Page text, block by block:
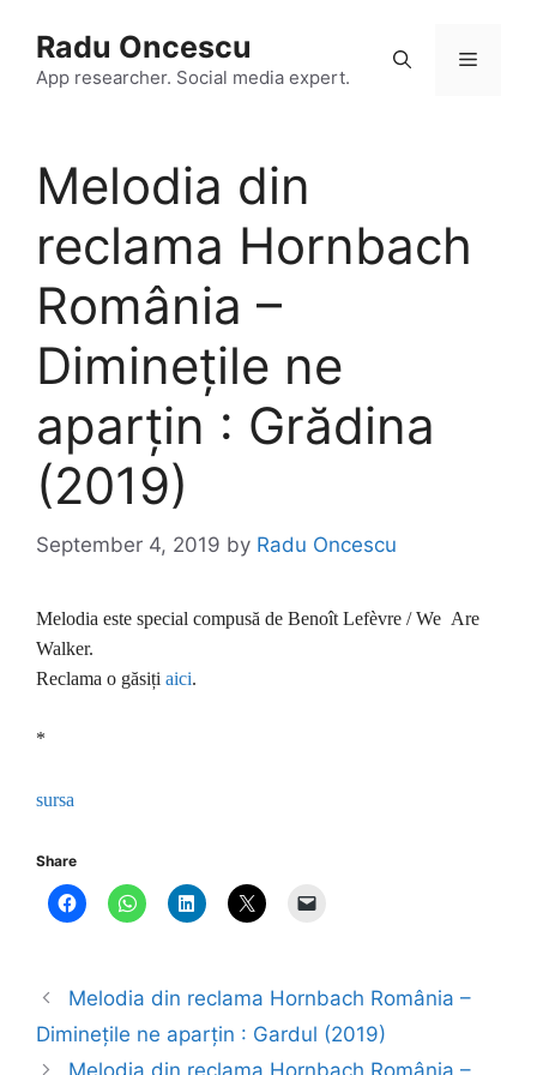
content
Radu Oncescu
App researcher. Social media expert.
Menu
Melodia din
reclama Hornbach
România –
Diminețile ne
aparțin : Grădina
(2019)
September 4, 2019 by Radu Oncescu
Melodia este special compusă de Benoît Lefèvre / We Are
Walker.
Reclama o găsiți aici.
*
sursa
Share
Melodia din reclama Hornbach România –
Diminețile ne aparțin : Gardul (2019)
Melodia din reclama Hornbach România –